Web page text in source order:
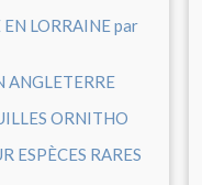
EN LORRAINE par
ANGLETERRE
ORNITHO
ESPÈCES RARES